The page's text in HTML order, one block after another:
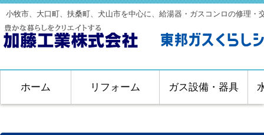
小牧市、大口町、扶桑町、犬山市を中心に、給湯器・ガスコンロの修理
ホーム リフォーム ガス設備・器具